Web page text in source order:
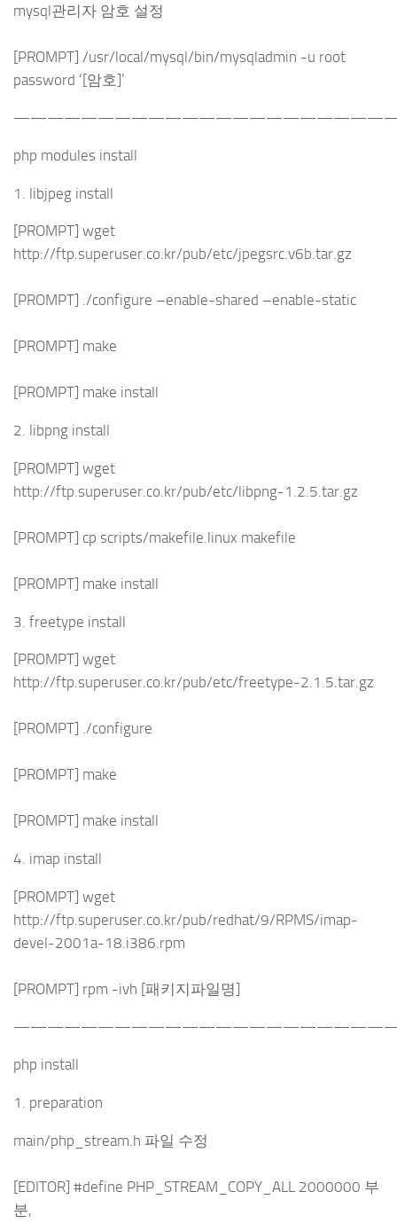
mysql관리자 암호 설정
[PROMPT] /usr/local/mysql/bin/mysqladmin -u root
password ‘[암호]’
php modules install
1. libjpeg install
[PROMPT] wget
http://ftp.superuser.co.kr/pub/etc/jpegsrc.v6b.tar.gz
[PROMPT] ./configure –enable-shared –enable-static
[PROMPT] make
[PROMPT] make install
2. libpng install
[PROMPT] wget
http://ftp.superuser.co.kr/pub/etc/libpng-1.2.5.tar.gz
[PROMPT] cp scripts/makefile.linux makefile
[PROMPT] make install
3. freetype install
[PROMPT] wget
http://ftp.superuser.co.kr/pub/etc/freetype-2.1.5.tar.gz
[PROMPT] ./configure
[PROMPT] make
[PROMPT] make install
4. imap install
[PROMPT] wget
http://ftp.superuser.co.kr/pub/redhat/9/RPMS/imap-
devel-2001a-18.i386.rpm
[PROMPT] rpm -ivh [패키지파일명]
php install
1. preparation
main/php_stream.h 파일 수정
[EDITOR] #define PHP_STREAM_COPY_ALL 2000000 부
분,